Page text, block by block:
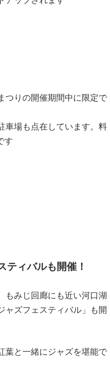
つりの開催期間中に限定で
車場も点在しています。料
す
ティバルも開催！
もみじ回廊にも近い河口湖
ャズフェスティバル」も開
葉と一緒にジャズを堪能で